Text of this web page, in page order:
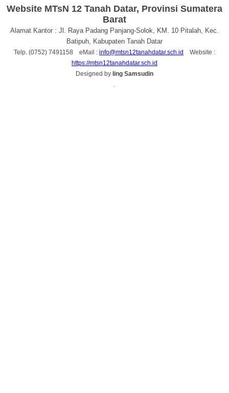
Website MTsN 12 Tanah Datar, Provinsi Sumatera
Barat
Alamat Kantor : Jl. Raya Padang Panjang-Solok, KM. 10 Pitalah, Kec.
Batipuh, Kabupaten Tanah Datar
Telp. (0752) 7491158 eMail : info@mtsn12tanahdatar.sch.id
Website :
https://mtsn12tanahdatar.sch.id
Designed by Iing Samsudin